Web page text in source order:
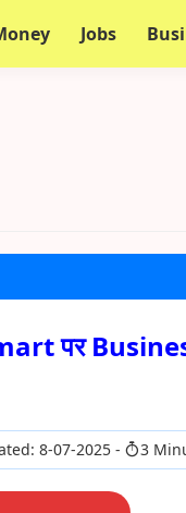
Jobs
पर
8-07-2025 3